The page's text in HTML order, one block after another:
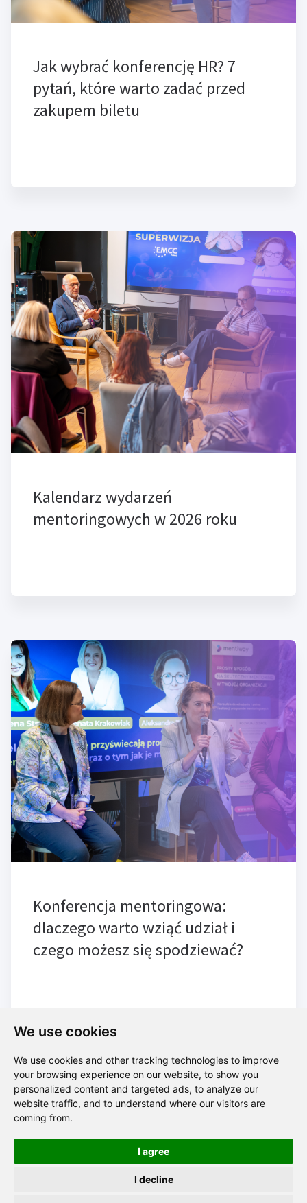
We use cookies
We use cookies and other tracking technologies to improve
your browsing experience on our website, to show you
personalized content and targeted ads, to analyze our
website traffic, and to understand where our visitors are
coming from.
I agree
I decline
Jak wybrać konferencję HR? 7
pytań, które warto zadać przed
zakupem biletu
Kalendarz wydarzeń
mentoringowych w 2026 roku
Konferencja mentoringowa:
dlaczego warto wziąć udział i
czego możesz się spodziewać?
Blog